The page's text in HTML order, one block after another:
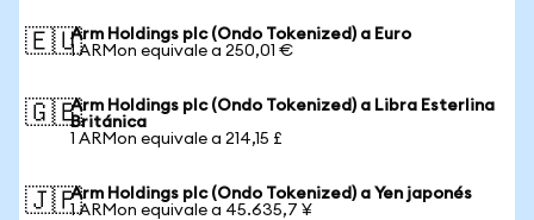
🇪🇺Arm Holdings plc (Ondo Tokenized) a Euro
1 ARMon equivale a 250,01 €
🇬🇧Arm Holdings plc (Ondo Tokenized) a Libra Esterlina
Británica
1 ARMon equivale a 214,15 £
🇯🇵Arm Holdings plc (Ondo Tokenized) a Yen japonés
1 ARMon equivale a 45.635,7 ¥